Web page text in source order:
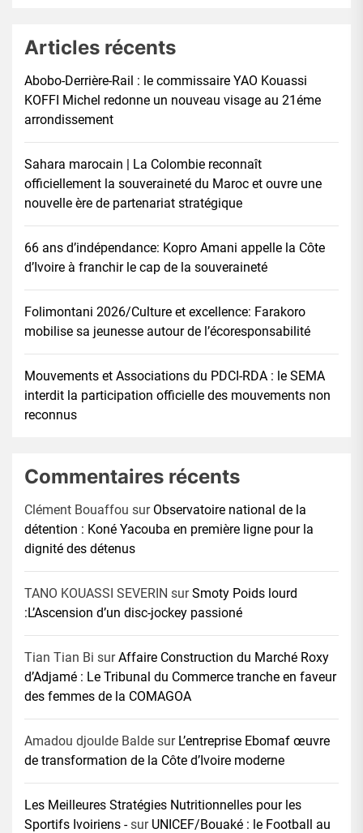
Articles récents
Abobo-Derrière-Rail : le commissaire YAO Kouassi
KOFFI Michel redonne un nouveau visage au 21éme
arrondissement
Sahara marocain | La Colombie reconnaît
officiellement la souveraineté du Maroc et ouvre une
nouvelle ère de partenariat stratégique
66 ans d’indépendance: Kopro Amani appelle la Côte
d’Ivoire à franchir le cap de la souveraineté
Folimontani 2026/Culture et excellence: Farakoro
mobilise sa jeunesse autour de l’écoresponsabilité
Mouvements et Associations du PDCI-RDA : le SEMA
interdit la participation officielle des mouvements non
reconnus
Commentaires récents
Clément Bouaffou sur Observatoire national de la
détention : Koné Yacouba en première ligne pour la
dignité des détenus
TANO KOUASSI SEVERIN surSmoty Poids lourd
:L’Ascension d’un disc-jockey passioné
Tian Tian Bi surAffaire Construction du Marché Roxy
d’Adjamé : Le Tribunal du Commerce tranche en faveur
des femmes de la COMAGOA
Amadou djoulde Balde sur L’entreprise Ebomaf œuvre
de transformation de la Côte d’Ivoire moderne
Les Meilleures Stratégies Nutritionnelles pour les
Sportifs Ivoiriens -sur UNICEF/Bouaké : le Football au